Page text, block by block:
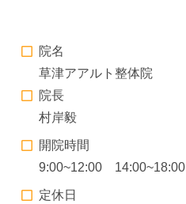
院名
草津アアルト整体院
院長
村岸毅
開院時間
9:00~12:00 14:00~18:00
定休日